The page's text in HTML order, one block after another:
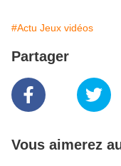
#Actu Jeux vidéos
Partager
Vous aimerez